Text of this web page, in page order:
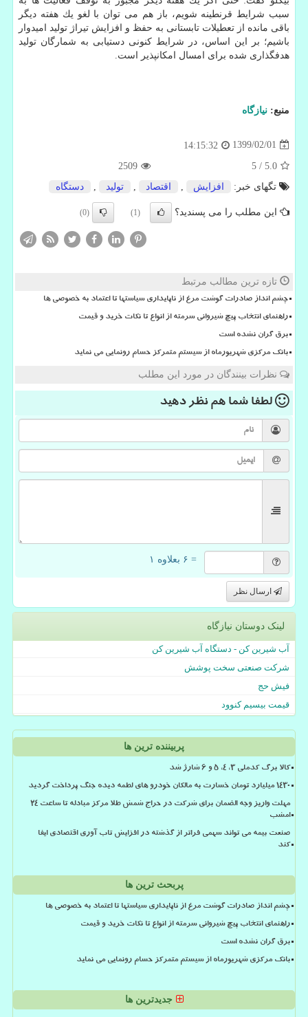
سبب شرایط قرنطینه شویم، باز هم می توان با لغو یك هفته دیگر
باقی مانده از تعطیلات تابستانی به حفظ و افزایش تیراژ تولید امیدوار
باشیم؛ بر این اساس، در شرایط كنونی دستیابی به شمارگان تولید
هدفگذاری شده برای امسال امكانپذیر است.
منبع: نیازگاه
1399/02/01
14:15:32
5.0
/
5
2509
تگهای خبر:
افزایش اقتصاد تولید دستگاه
این مطلب را می پسندید؟ (1)
(0)
تازه ترین مطالب مرتبط
چشم انداز صادرات گوشت مرغ از ناپایداری سیاستها تا اعتماد به خصوصی ها
راهنمای انتخاب پیچ شیروانی سرمته از انواع تا نکات خرید و قیمت
برق گران نشده است
بانک مرکزی شهریورماه از سیستم متمرکز حسام رونمایی می نماید
نظرات بینندگان در مورد این مطلب
لطفا شما همنظر دهید
= ۶ بعلاوه ۱
ارسال نظر
لینک دوستان نیازگاه
آب شیرین کن - دستگاه آب شیرین کن
شرکت صنعتی سخت پوشش
فیش حج
قیمت بیسیم کنوود
پربیننده ترین ها
کالا برگ کدملی 3، 4، 5 و 6 شارژ شد
۱۴۳۰ میلیارد تومان خسارت به مالکان خودرو های لطمه دیده جنگ پرداخت گردید
مهلت واریز وجه الضمان برای شرکت در حراج شمش طلا مرکز مبادله تا ساعت ۲۴
امشب
صنعت بیمه می تواند سهمی فراتر از گذشته در افزایش تاب آوری اقتصادی ایفا
کند
پربحث ترین ها
چشم انداز صادرات گوشت مرغ از ناپایداری سیاستها تا اعتماد به خصوصی ها
راهنمای انتخاب پیچ شیروانی سرمته از انواع تا نکات خرید و قیمت
برق گران نشده است
بانک مرکزی شهریورماه از سیستم متمرکز حسام رونمایی می نماید
جدیدترین ها